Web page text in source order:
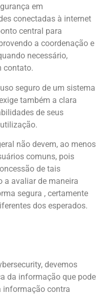
em
conectadas à internet
central para
a coordenação e
necessário,
contato.
seguro de um sistema
também a clara
de seus
não devem, ao menos
comuns, pois
de tais
a avaliar de maneira
segura , certamente
dos esperados.
devemos
da informação que pode
informação contra